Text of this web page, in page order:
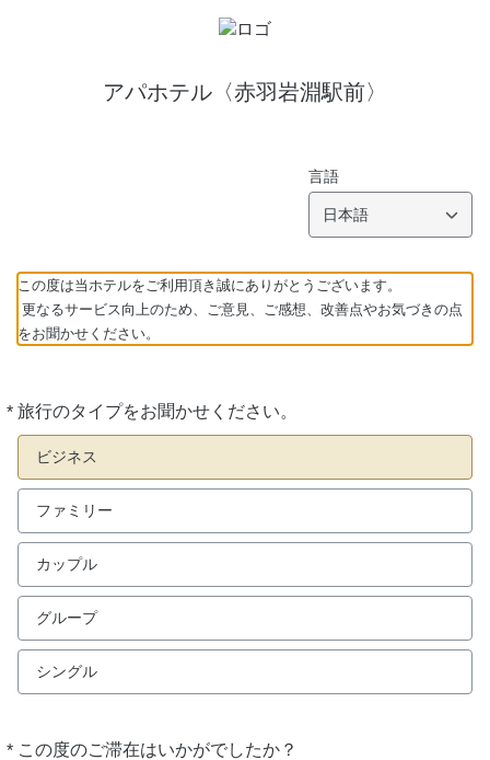
アパホテル〈赤羽岩淵駅前〉
言語
日本語
この度は当ホテルをご利用頂き誠にありがとうございます。
更なるサービス向上のため、ご意見、ご感想、改善点やお気づきの点
をお聞かせください。
* 旅行のタイプをお聞かせください。
必
須
ビジネス
ファミリー
カップル
グループ
シングル
* この度のご滞在はいかがでしたか？
必